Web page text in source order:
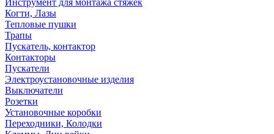
Инструмент для монтажа стяжек
Когти, Лазы
Тепловые пушки
Трапы
Пускатель, контактор
Контакторы
Пускатели
Электроустановочные изделия
Выключатели
Розетки
Установочные коробки
Переходники, Колодки